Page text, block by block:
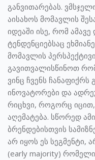
განვითარებას.
აისახოს მომავლის
იდეაში ისე, რომ
ტენდენციებსაც
მომავლის
გავითვალისწინოთ
ვინც ჩვენს ჩანაფიქრს
ინოვატორები და
რიცხვი, როგორც
აღემატება. სწორედ
ბრენდებისთვის
არ იყოს ეს სეგმენტი,
(early majority)